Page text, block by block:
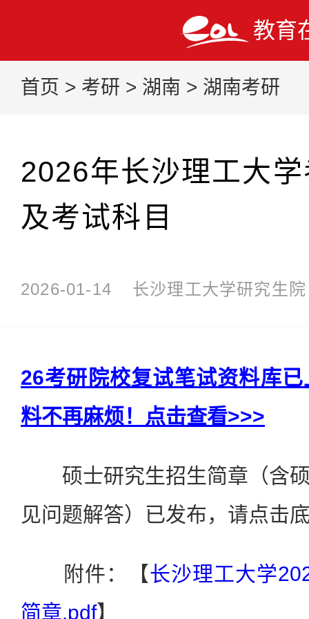
教育
首页 > 考研 > 湖南 > 湖南考研
2026年长沙理工大
及考试科目
2026-01-14 长沙理工大学研究生院
26考研院校复试笔试资料库
料不再麻烦！点击查看>>>
硕士研究生招生简章（含硕
见问题解答）已发布，请点击
附件：【长沙理工大学
简章.pdf】